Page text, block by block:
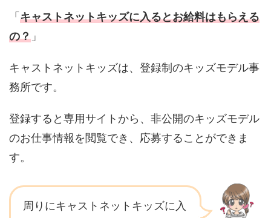
「 キャストネットキッズに入るとお給料はもらえる
の？ 」
キャストネットキッズは、登録制のキッズモデル事
務所です。
登録すると専用サイトから、非公開のキッズモデル
のお仕事情報を閲覧でき、応募することができま
す。
周りにキャストネットキッズに入